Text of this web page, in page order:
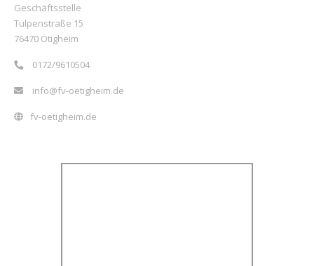
Geschäftsstelle
Tulpenstraße 15
76470 Ötigheim
0172/9610504
info@fv-oetigheim.de
fv-oetigheim.de